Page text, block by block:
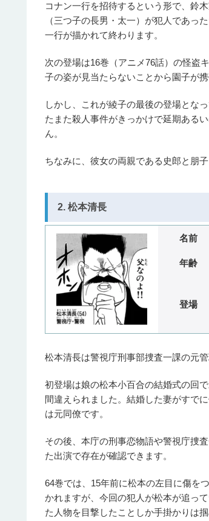
コナン一行を招待するという形で、鈴
（三つ子の長男・太一）が犯人であっ
一行が描かれて終わります。
次の登場は16巻（アニメ76話）の怪盗
子の姿が見当たらないことから園子が
しかし、これが綾子の最後の登場とな
たまた殺人事件がきっかけで延期ある
ん。
ちなみに、彼女の両親である史郎と朋
2. 松本清長
名前
年齢
登場
松本清長は警視庁刑事部捜査一課の元
初登場は娘の松本小百合の結婚式の回
間違えられました。結婚した妻がすで
は元同僚です。
その後、本庁の刑事恋物語や警視庁捜
た出演で存在が確認できます。
64巻では、15年前に松本の左目に傷を
かれますが、今回の犯人が松本が追っ
た人物を目撃したことしか手掛かりは